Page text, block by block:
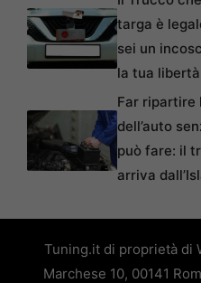
targa è
sei un
la tua libertà
Far ripartire
dell’auto
può fare: il
arriva
Tuning.it di proprietà di
Marchese 10, 00141